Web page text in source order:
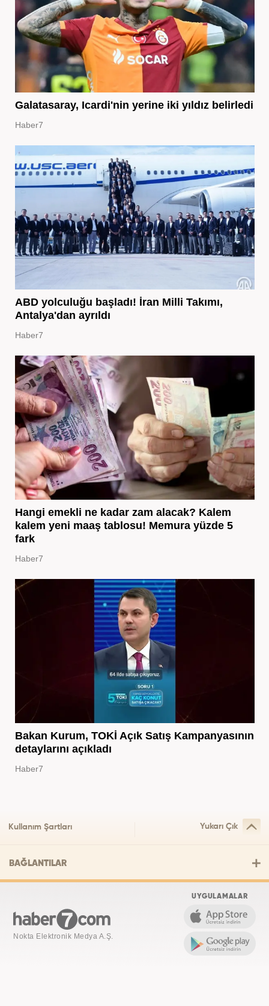
Galatasaray, Icardi'nin yerine iki yıldız belirledi
Haber7
ABD yolculuğu başladı! İran Milli Takımı,
Antalya'dan ayrıldı
Haber7
Hangi emekli ne kadar zam alacak? Kalem
kalem yeni maaş tablosu! Memura yüzde 5
fark
Haber7
Bakan Kurum, TOKİ Açık Satış Kampanyasının
detaylarını açıkladı
Haber7
Kullanım Şartları Yukarı Çık
BAĞLANTILAR
Nokta Elektronik Medya A.Ş.
UYGULAMALAR